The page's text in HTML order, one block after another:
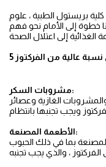
بريستول الطبية ، علوم
خطوة إلى الأمام نحو فهم
عالية من الفركتوز
مشروبات السكر:
الغازية وعصائر
الأطعمة المصنعة:
بما في ذلك الحبوب